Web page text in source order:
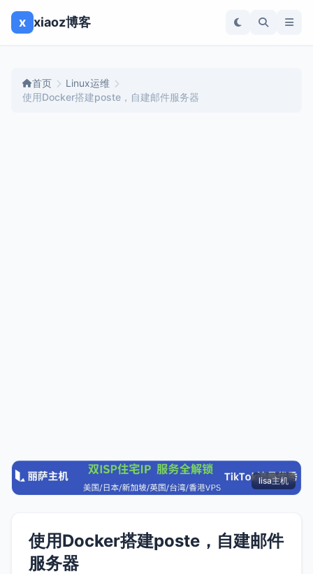
x xiaoz博客
首页
Linux运维
使用Docker搭建poste，自建邮件服务器
lisa主机
使用Docker搭建poste，自建邮件
服务器